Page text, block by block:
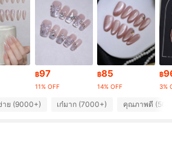
ติดตาม
ติดตาม
ผู้ติดตาม
฿97
11% OFF
฿85
14% OFF
฿
3%
าย (9000+) เก๋มาก (7000+) คุณภาพดี